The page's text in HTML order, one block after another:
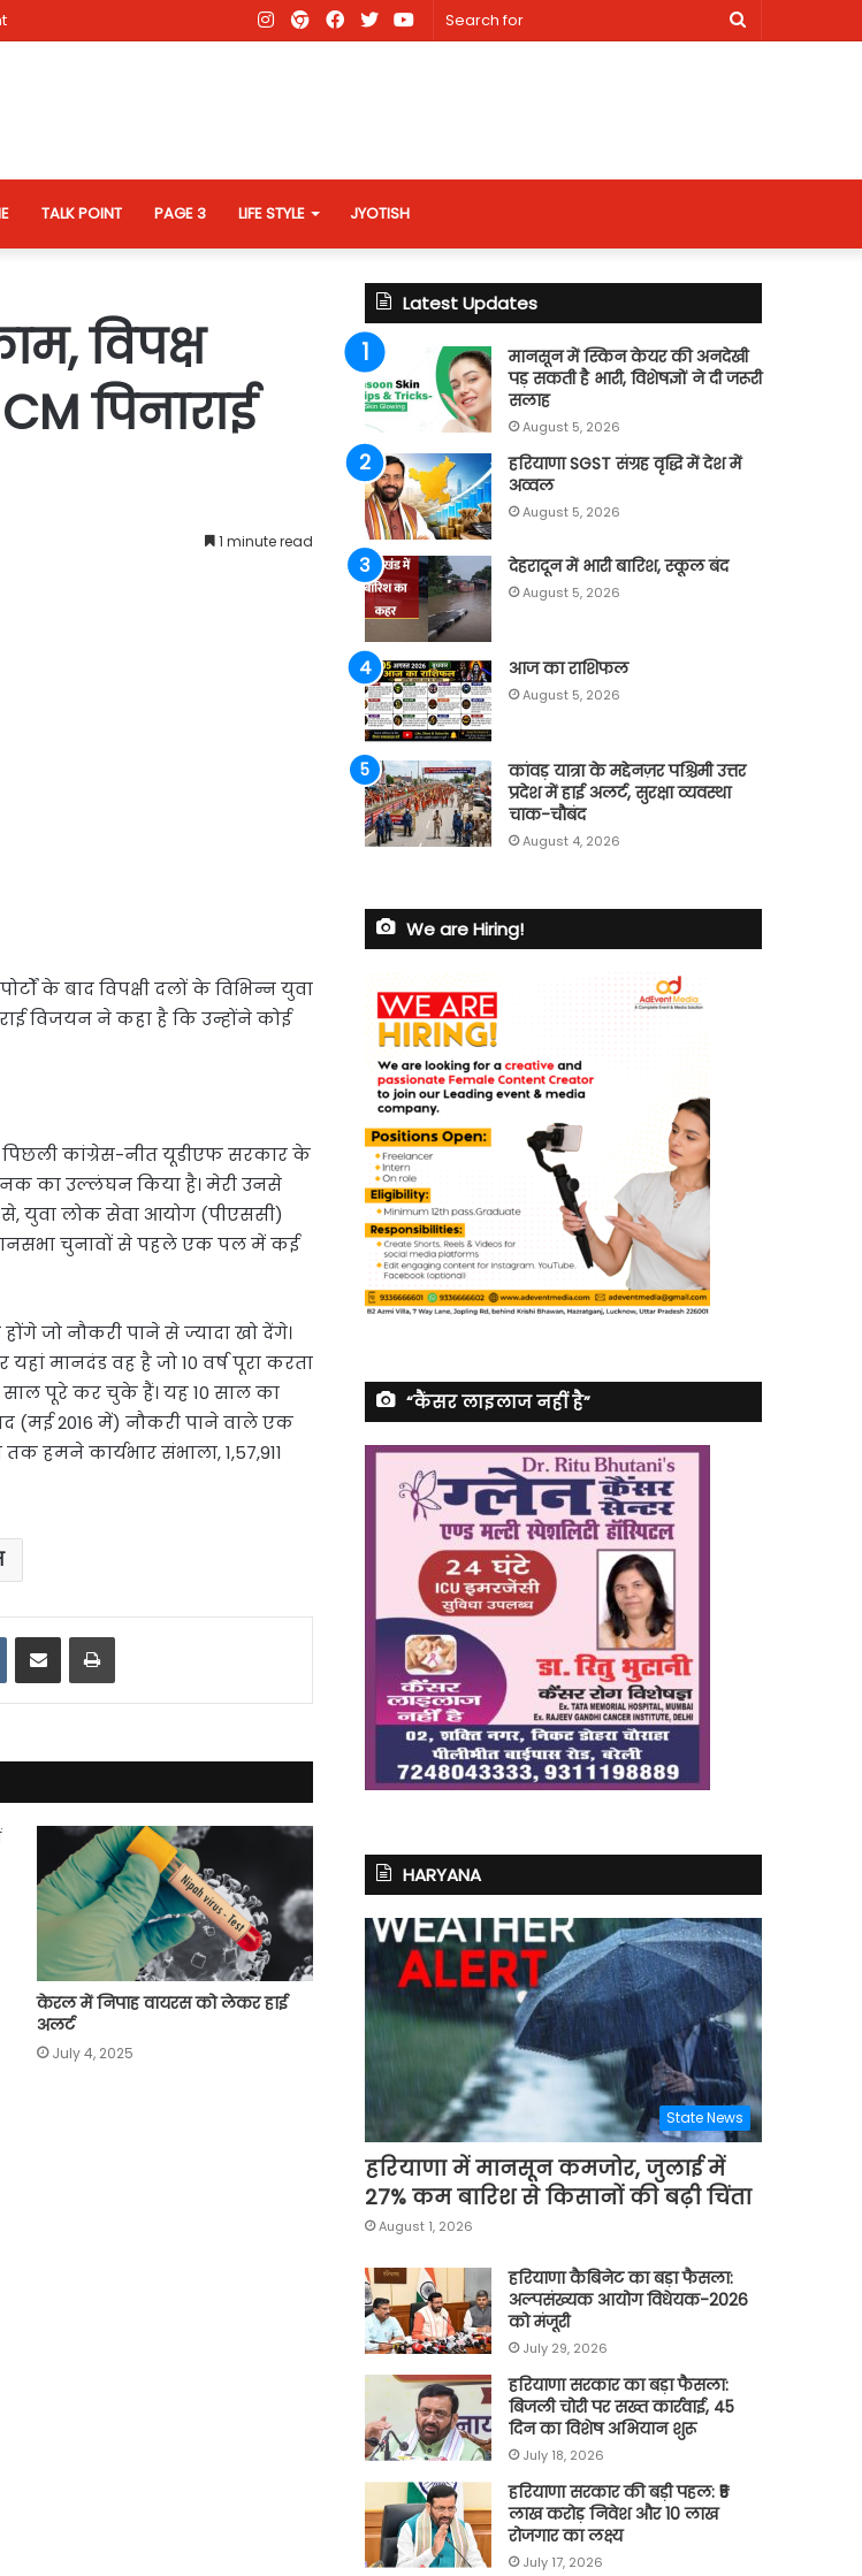
Search
Youtube
X
Facebook
AD
Instagram
TALK POINT PAGE 3 LIFE STYLE JYOTISH
विपक्ष
पिनाराई
1 minute read
के बाद विपक्षी दलों के विभिन्न युवा
विजयन ने कहा है कि उन्होंने कोई
कांग्रेस-नीत यूडीएफ सरकार के
का उल्लंघन किया है। मेरी उनसे
युवा लोक सेवा आयोग (पीएससी)
चुनावों से पहले एक पल में कई
जो नौकरी पाने से ज्यादा खो देंगे।
यहां मानदंड वह है जो 10 वर्ष पूरा करता
साल पूरे कर चुके हैं। यह 10 साल का
(मई 2016 में) नौकरी पाने वाले एक
हमने कार्यभार संभाला, 1,57,911
VKontakte
Share via Email Print
केरल में निपाह वायरस को लेकर हाई
अलर्ट
July 4, 2025
Latest Updates
मानसून में स्किन केयर की अनदेखी
पड़ सकती है भारी, विशेषज्ञों ने दी जरूरी
सलाह
August 5, 2026
हरियाणा SGST संग्रह वृद्धि में देश में
अव्वल
August 5, 2026
देहरादून में भारी बारिश, स्कूल बंद
August 5, 2026
आज का राशिफल
August 5, 2026
कांवड़ यात्रा के मद्देनज़र पश्चिमी उत्तर
प्रदेश में हाई अलर्ट, सुरक्षा व्यवस्था
चाक-चौबंद
August 4, 2026
We are Hiring!
“कैंसर लाइलाज नहीं है”
HARYANA
State News
हरियाणा में मानसून कमजोर, जुलाई में
27% कम बारिश से किसानों की बढ़ी चिंता
August 1, 2026
हरियाणा कैबिनेट का बड़ा फैसला:
अल्पसंख्यक आयोग विधेयक-2026
को मंजूरी
July 29, 2026
हरियाणा सरकार का बड़ा फैसला:
बिजली चोरी पर सख्त कार्रवाई, 45
दिन का विशेष अभियान शुरू
July 18, 2026
हरियाणा सरकार की बड़ी पहल: ₹5
लाख करोड़ निवेश और 10 लाख
रोजगार का लक्ष्य
July 17, 2026